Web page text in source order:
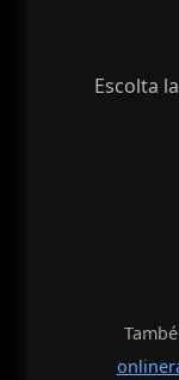
Escolta